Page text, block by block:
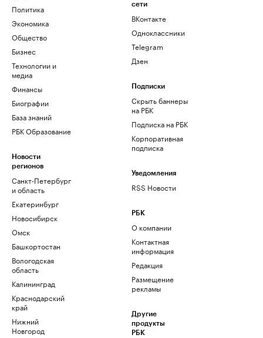
Политика
Экономика
Общество
Бизнес
Технологии и
медиа
Финансы
Биографии
База знаний
РБК Образование
Новости
регионов
Санкт-Петербург
и область
Екатеринбург
Новосибирск
Омск
Башкортостан
Вологодская
область
Калининград
Краснодарский
край
Нижний
Новгород
сети
ВКонтакте
Одноклассники
Telegram
Дзен
Подписки
Скрыть баннеры
на РБК
Подписка на РБК
Корпоративная
подписка
Уведомления
RSS Новости
РБК
О компании
Контактная
информация
Редакция
Размещение
рекламы
Другие
продукты
РБК